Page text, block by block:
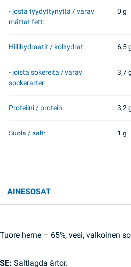
- josta tyydyttynyttä / varav
mättat fett:
0 g
Hiilihydraatit / kolhydrat: 6,5 g
- joista sokereita / varav
sockerarter:
3,7 g
Proteiini / protein: 3,2 g
Suola / salt: 1 g
AINESOSAT
Tuore herne – 65%, vesi, valkoinen
SE: Saltlagda ärtor.